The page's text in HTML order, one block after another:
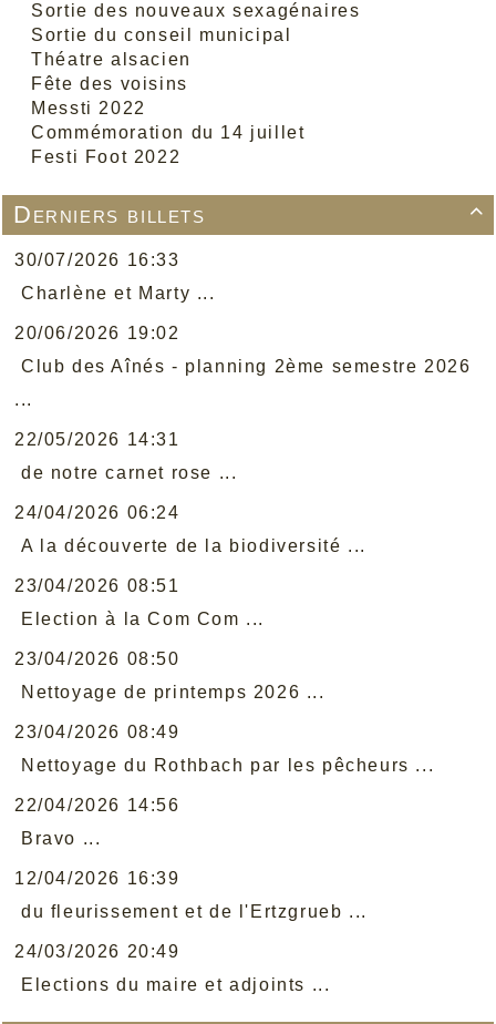
Sortie des nouveaux sexagénaires
Sortie du conseil municipal
Théatre alsacien
Fête des voisins
Messti 2022
Commémoration du 14 juillet
Festi Foot 2022

Derniers billets
30/07/2026 16:33
Charlène et Marty ...
20/06/2026 19:02
Club des Aînés - planning 2ème semestre 2026
...
22/05/2026 14:31
de notre carnet rose ...
24/04/2026 06:24
A la découverte de la biodiversité ...
23/04/2026 08:51
Election à la Com Com ...
23/04/2026 08:50
Nettoyage de printemps 2026 ...
23/04/2026 08:49
Nettoyage du Rothbach par les pêcheurs ...
22/04/2026 14:56
Bravo ...
12/04/2026 16:39
du fleurissement et de l'Ertzgrueb ...
24/03/2026 20:49
Elections du maire et adjoints ...